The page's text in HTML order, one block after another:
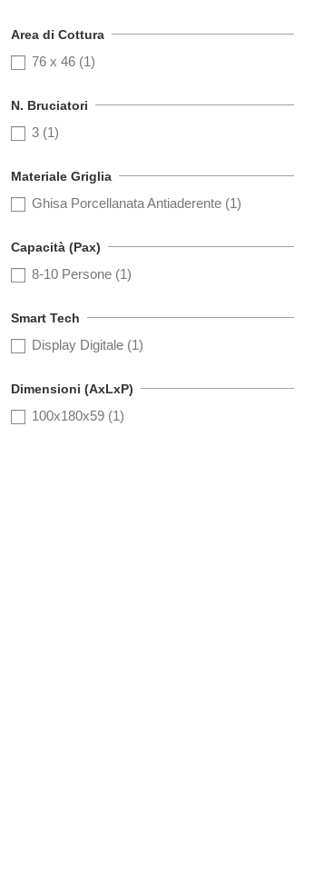
Area di Cottura
76 x 46 (1)
N. Bruciatori
3 (1)
Materiale Griglia
Ghisa Porcellanata Antiaderente (1)
Capacità (Pax)
8-10 Persone (1)
Smart Tech
Display Digitale (1)
Dimensioni (AxLxP)
100x180x59 (1)